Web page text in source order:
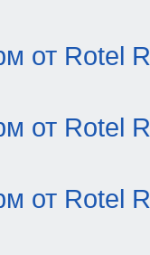
от Rotel
от Rotel
от Rotel